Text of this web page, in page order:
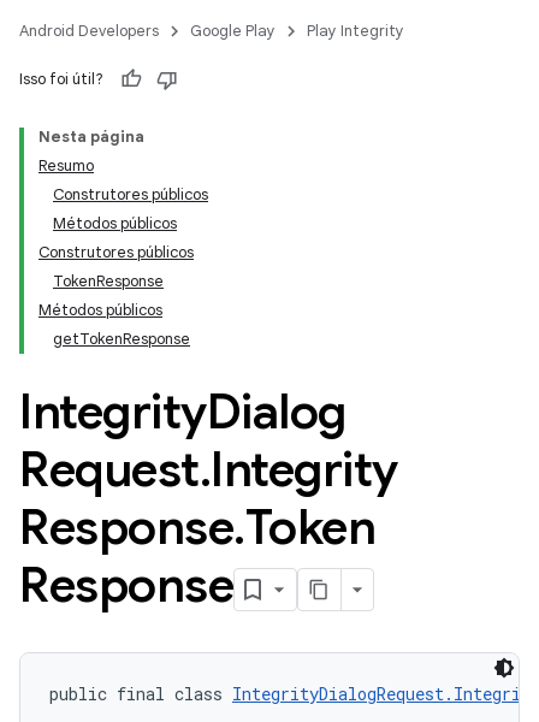
Android Developers Google Play Play Integrity
Isso foi útil?
Nesta página
Resumo
Construtores públicos
Métodos públicos
Construtores públicos
TokenResponse
Métodos públicos
getTokenResponse
IntegrityDialog
Request.Integrity
Response.Token
Response
public final class